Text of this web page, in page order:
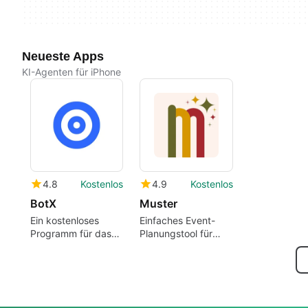
Neueste Apps
KI-Agenten für iPhone
4.8 Kostenlos
BotX
Ein kostenloses
Programm für das
4.9 Kostenlos
Muster
Einfaches Event-
Planungstool für